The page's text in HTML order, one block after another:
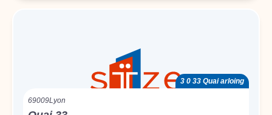
3 0 33 Quai arloing
69009Lyon